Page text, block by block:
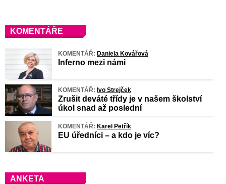
KOMENTÁŘE
KOMENTÁŘ: Daniela Kovářová
Inferno mezi námi
KOMENTÁŘ: Ivo Strejček
Zrušit deváté třídy je v našem školství
úkol snad až poslední
KOMENTÁŘ: Karel Petřík
EU úředníci – a kdo je víc?
ANKETA